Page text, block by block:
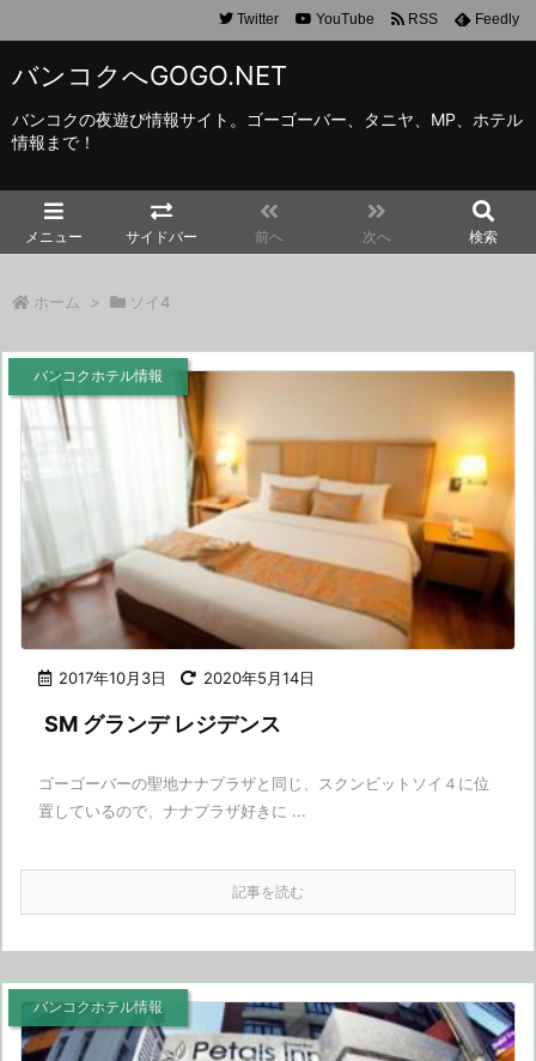
バンコクへGOGO.NET
バンコクの夜遊び情報サイト。ゴーゴーバー、タニヤ、MP、ホテル
情報まで！
メニュー サイドバー 前へ 次へ 検索
Twitter YouTube RSS Feedly
ホーム > ソイ4
2017年10月3日 2020年5月14日
バンコクホテル情報
SM グランデ レジデンス
ゴーゴーバーの聖地ナナプラザと同じ、スクンビットソイ４に位
置しているので、ナナプラザ好きに ...
記事を読む
バンコクホテル情報